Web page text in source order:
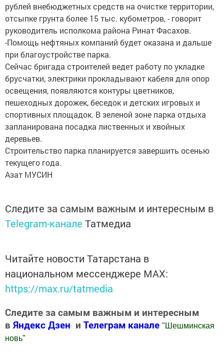
рублей внебюджетных средств на очистке территории,
отсыпке грунта более 15 тыс. кубометров, - говорит
руководитель исполкома района Ринат Фасахов.
-Помощь нефтяных компаний будет оказана и дальше
при благоустройстве парка.
Сейчас бригада строителей ведет работу по укладке
брусчатки, электрики прокладывают кабеля для опор
освещения, появляются контуры цветников,
пешеходных дорожек, беседок и детских игровых и
спортивных площадок. В зеленой зоне парка отдыха
запланирована посадка лиственных и хвойных
деревьев.
Строительство парка планируется завершить осенью
текущего года.
Азат МУСИН
Следите за самым важным и интересным в
Telegram-канале Татмедиа
Читайте новости Татарстана в
национальном мессенджере MАХ:
https://max.ru/tatmedia
Следите за самым важным и интересным
в Яндекс Дзен и Телеграм канале " Шешминская
новь"